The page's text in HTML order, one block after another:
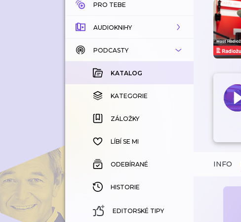
PRO TEBE
AUDIOKNIHY
KATALOG
KOUPENÉ
KATEGORIE
ZÁLOŽKY
HISTORIE
PODCASTY
KATALOG
KATEGORIE
ZÁLOŽKY
LÍBÍ SE MI
ODEBÍRANÉ
HISTORIE
EDITORSKÉ TIPY
INFO